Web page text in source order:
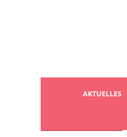
AKTUELLES